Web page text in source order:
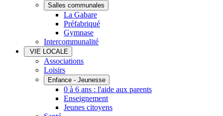
Salles communales
La Gabare
Préfabriqué
Gymnase
Intercommunalité
VIE LOCALE
Associations
Loisirs
Enfance - Jeunesse
0 à 6 ans : l'aide aux parents
Enseignement
Jeunes citoyens